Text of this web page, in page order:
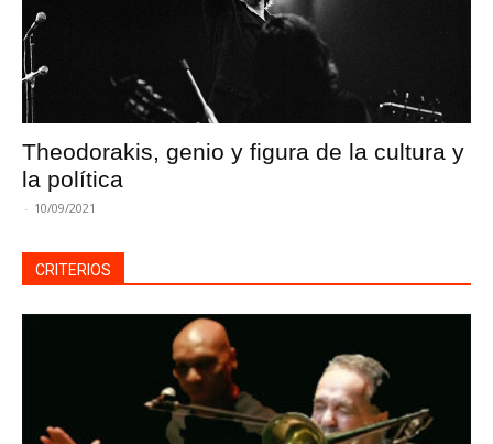
Theodorakis, genio y figura de la cultura y
la política
- 10/09/2021
CRITERIOS